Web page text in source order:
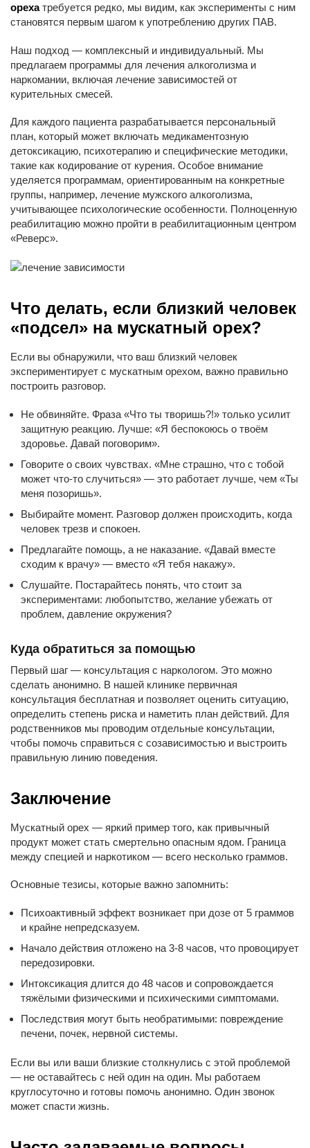
орехатребуется редко, мы видим, как эксперименты с ним
становятся первым шагом к употреблению других ПАВ.
Наш подход — комплексный и индивидуальный. Мы
предлагаем программы для лечения алкоголизма и
наркомании, включая лечение зависимостей от
курительных смесей.
Для каждого пациента разрабатывается персональный
план, который может включать медикаментозную
детоксикацию, психотерапию и специфические методики,
такие как кодирование от курения. Особое внимание
уделяется программам, ориентированным на конкретные
группы, например, лечение мужского алкоголизма,
учитывающее психологические особенности. Полноценную
реабилитацию можно пройти в реабилитационным центром
«Реверс».
Что делать, если близкий человек
«подсел» на мускатный орех?
Если вы обнаружили, что ваш близкий человек
экспериментирует с мускатным орехом, важно правильно
построить разговор.
Не обвиняйте. Фраза «Что ты творишь?!» только усилит
защитную реакцию. Лучше: «Я беспокоюсь о твоём
здоровье. Давай поговорим».
Говорите о своих чувствах. «Мне страшно, что с тобой
может что-то случиться» — это работает лучше, чем «Ты
меня позоришь».
Выбирайте момент. Разговор должен происходить, когда
человек трезв и спокоен.
Предлагайте помощь, а не наказание. «Давай вместе
сходим к врачу» — вместо «Я тебя накажу».
Слушайте. Постарайтесь понять, что стоит за
экспериментами: любопытство, желание убежать от
проблем, давление окружения?
Куда обратиться за помощью
Первый шаг — консультация с наркологом. Это можно
сделать анонимно. В нашей клинике первичная
консультация бесплатная и позволяет оценить ситуацию,
определить степень риска и наметить план действий. Для
родственников мы проводим отдельные консультации,
чтобы помочь справиться с созависимостью и выстроить
правильную линию поведения.
Заключение
Мускатный орех — яркий пример того, как привычный
продукт может стать смертельно опасным ядом. Граница
между специей и наркотиком — всего несколько граммов.
Основные тезисы, которые важно запомнить:
Психоактивный эффект возникает при дозе от 5 граммов
и крайне непредсказуем.
Начало действия отложено на 3-8 часов, что провоцирует
передозировки.
Интоксикация длится до 48 часов и сопровождается
тяжёлыми физическими и психическими симптомами.
Последствия могут быть необратимыми: повреждение
печени, почек, нервной системы.
Если вы или ваши близкие столкнулись с этой проблемой
— не оставайтесь с ней один на один. Мы работаем
круглосуточно и готовы помочь анонимно. Один звонок
может спасти жизнь.